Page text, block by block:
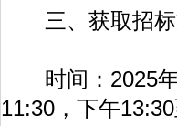
三、获取招标
时间：2025年
11:30，下午